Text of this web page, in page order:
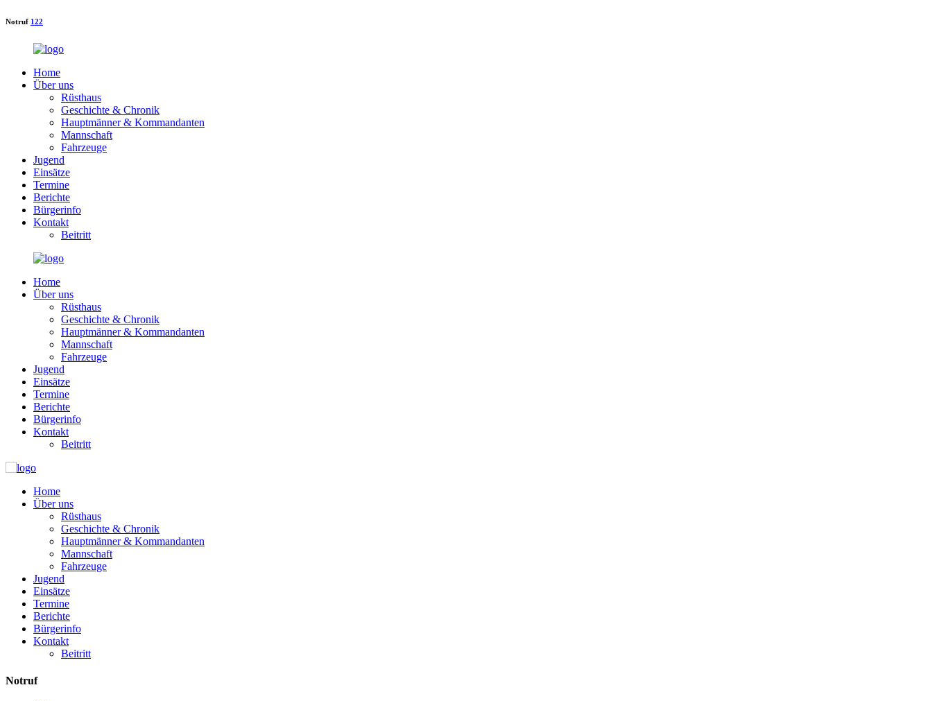
Notruf 122
Home
Über uns
Rüsthaus
Geschichte & Chronik
Hauptmänner & Kommandanten
Mannschaft
Fahrzeuge
Jugend
Einsätze
Termine
Berichte
Bürgerinfo
Kontakt
Beitritt
Home
Über uns
Rüsthaus
Geschichte & Chronik
Hauptmänner & Kommandanten
Mannschaft
Fahrzeuge
Jugend
Einsätze
Termine
Berichte
Bürgerinfo
Kontakt
Beitritt
Home
Über uns
Rüsthaus
Geschichte & Chronik
Hauptmänner & Kommandanten
Mannschaft
Fahrzeuge
Jugend
Einsätze
Termine
Berichte
Bürgerinfo
Kontakt
Beitritt
Notruf